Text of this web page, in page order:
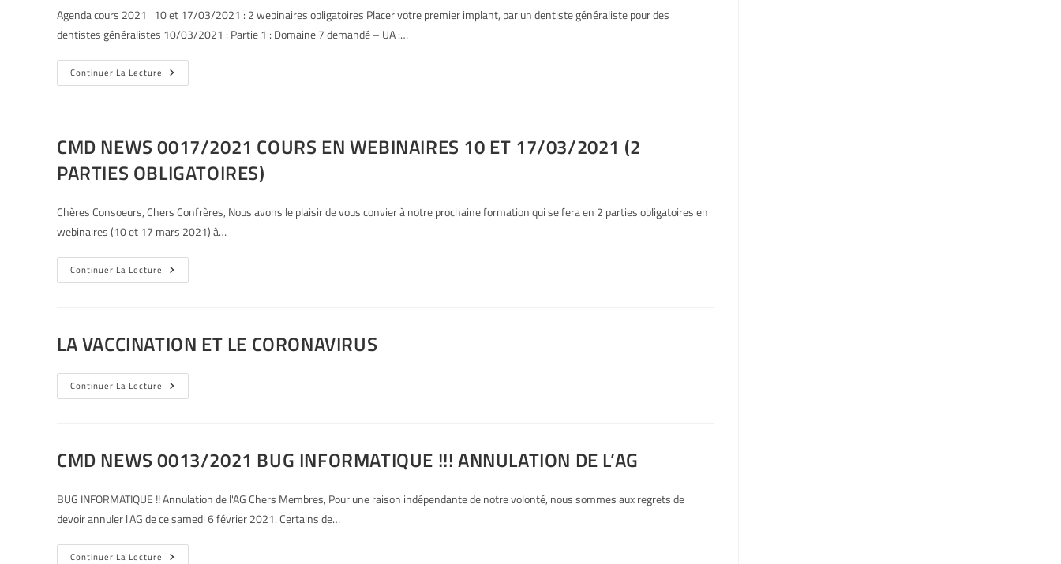
Agenda cours 2021 10 et 17/03/2021 : 2 webinaires obligatoires Placer votre premier implant, par un dentiste généraliste pour des
dentistes généralistes 10/03/2021 : Partie 1 : Domaine 7 demandé – UA :…
Continuer La Lecture
CMD NEWS 0017/2021 COURS EN WEBINAIRES 10 ET 17/03/2021 (2
PARTIES OBLIGATOIRES)
Chères Consoeurs, Chers Confrères, Nous avons le plaisir de vous convier à notre prochaine formation qui se fera en 2 parties obligatoires en
webinaires (10 et 17 mars 2021) à…
Continuer La Lecture
LA VACCINATION ET LE CORONAVIRUS
Continuer La Lecture
CMD NEWS 0013/2021 BUG INFORMATIQUE !!! ANNULATION DE L’AG
BUG INFORMATIQUE !! Annulation de l'AG Chers Membres, Pour une raison indépendante de notre volonté, nous sommes aux regrets de
devoir annuler l'AG de ce samedi 6 février 2021. Certains de…
Continuer La Lecture